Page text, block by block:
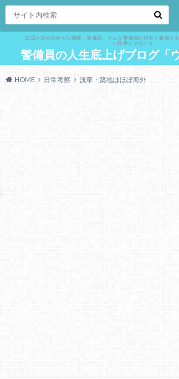
底辺と言われがちな職業、警備員。そんな警備員の日常と裏側を
い仕事じゃないよ。
警備員の人生底上げブログ「
HOME 日常考察 浅草・築地はほぼ海外